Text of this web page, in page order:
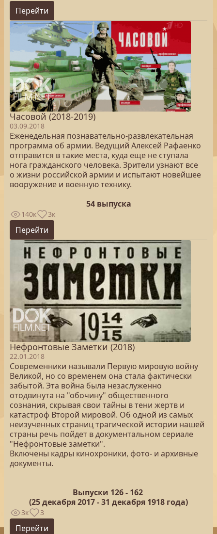
Перейти
Часовой (2018-2019)
03.09.2018
Еженедельная познавательно-развлекательная
программа об армии. Ведущий Алексей Рафаенко
отправится в такие места, куда еще не ступала
нога гражданского человека. Зрители узнают все
о жизни российской армии и испытают новейшее
вооружение и военную технику.
54 выпуска
140к 3к
Перейти
Нефронтовые Заметки (2018)
22.01.2018
Современники называли Первую мировую войну
Великой, но со временем она стала фактически
забытой. Эта война была незаслуженно
отодвинута на "обочину" общественного
сознания, скрывая свои тайны в тени жертв и
катастроф Второй мировой. Об одной из самых
неизученных страниц трагической истории нашей
страны речь пойдет в документальном сериале
"Нефронтовые заметки".
Включены кадры кинохроники, фото- и архивные
документы.
Выпуски 126 - 162
(25декабря 2017 - 31 декабря 1918 года)
3к 3
Перейти